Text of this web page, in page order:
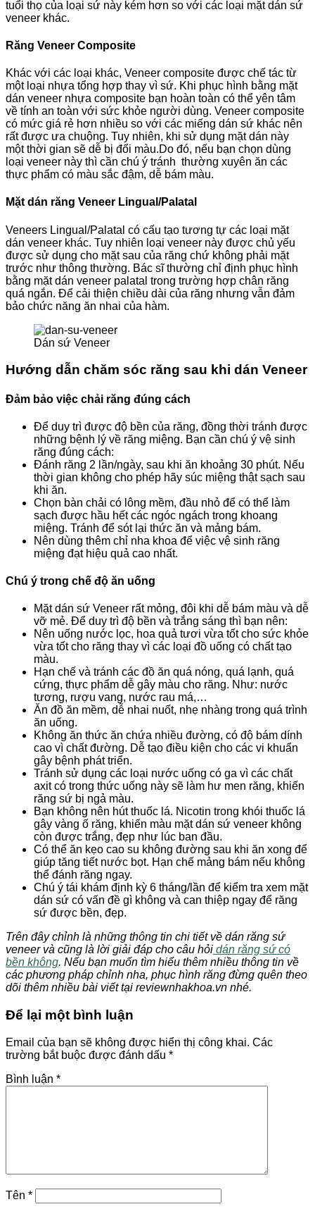
tuổi thọ của loại sứ này kém hơn so với các loại mặt dán sứ
veneer khác.
Răng Veneer Composite
Khác với các loại khác, Veneer composite được chế tác từ
một loại nhựa tổng hợp thay vì sứ. Khi phục hình bằng mặt
dán veneer nhựa composite bạn hoàn toàn có thể yên tâm
về tính an toàn với sức khỏe người dùng. Veneer composite
có mức giá rẻ hơn nhiều so với các miếng dán sứ khác nên
rất được ưa chuộng. Tuy nhiên, khi sử dụng mặt dán này
một thời gian sẽ dễ bị đổi màu.Do đó, nếu bạn chọn dùng
loại veneer này thì cần chú ý tránh thường xuyên ăn các
thực phẩm có màu sắc đậm, dễ bám màu.
Mặt dán răng Veneer Lingual/Palatal
Veneers Lingual/Palatal có cấu tạo tương tự các loại mặt
dán veneer khác. Tuy nhiên loại veneer này được chủ yếu
được sử dụng cho mặt sau của răng chứ không phải mặt
trước như thông thường. Bác sĩ thường chỉ định phục hình
bằng mặt dán veneer palatal trong trường hợp chân răng
quá ngắn. Để cải thiện chiều dài của răng nhưng vẫn đảm
bảo chức năng ăn nhai của hàm.
Dán sứ Veneer
Hướng dẫn chăm sóc răng sau khi dán Veneer
Đảm bảo việc chải răng đúng cách
Để duy trì được độ bền của răng, đồng thời tránh được
những bệnh lý về răng miệng. Bạn cần chú ý vệ sinh
răng đúng cách:
Đánh răng 2 lần/ngày, sau khi ăn khoảng 30 phút. Nếu
thời gian không cho phép hãy súc miệng thật sạch sau
khi ăn.
Chọn bàn chải có lông mềm, đầu nhỏ để có thể làm
sạch được hầu hết các ngóc ngách trong khoang
miệng. Tránh để sót lại thức ăn và mảng bám.
Nên dùng thêm chỉ nha khoa để việc vệ sinh răng
miệng đạt hiệu quả cao nhất.
Chú ý trong chế độ ăn uống
Mặt dán sứ Veneer rất mỏng, đôi khi dễ bám màu và dễ
vỡ mẻ. Để duy trì độ bền và trắng sáng thì bạn nên:
Nên uống nước lọc, hoa quả tươi vừa tốt cho sức khỏe
vừa tốt cho răng thay vì các loại đồ uống có chất tạo
màu.
Hạn chế và tránh các đồ ăn quá nóng, quá lạnh, quá
cứng, thực phẩm dễ gây màu cho răng. Như: nước
tương, rượu vang, nước rau má,…
Ăn đồ ăn mềm, dễ nhai nuốt, nhẹ nhàng trong quá trình
ăn uống.
Không ăn thức ăn chứa nhiều đường, có độ bám dính
cao vì chất đường. Dễ tạo điều kiện cho các vi khuẩn
gây bệnh phát triển.
Tránh sử dụng các loại nước uống có ga vì các chất
axit có trong thức uống này sẽ làm hư men răng, khiến
răng sứ bị ngả màu.
Bạn không nên hút thuốc lá. Nicotin trong khói thuốc lá
gây vàng ố răng, khiến màu mặt dán sứ veneer không
còn được trắng, đẹp như lúc ban đầu.
Có thể ăn kẹo cao su không đường sau khi ăn xong để
giúp tăng tiết nước bọt. Hạn chế mảng bám nếu không
thể đánh răng ngay.
Chú ý tái khám định kỳ 6 tháng/lần để kiểm tra xem mặt
dán sứ có vấn đề gì không và can thiệp ngay để răng
sứ được bền, đẹp.
Trên đây chỉnh là những thông tin chi tiết về dán răng sứ
veneer và cũng là lời giải đáp cho câu hỏi dán răng sứ có
bền không. Nếu bạn muốn tìm hiểu thêm nhiều thông tin về
các phương pháp chỉnh nha, phục hình răng đừng quên theo
dõi thêm nhiều bài viết tại reviewnhakhoa.vn nhé.
Để lại một bình luận
Email của bạn sẽ không được hiển thị công khai. Các
trường bắt buộc được đánh dấu *
Bình luận *
Tên *